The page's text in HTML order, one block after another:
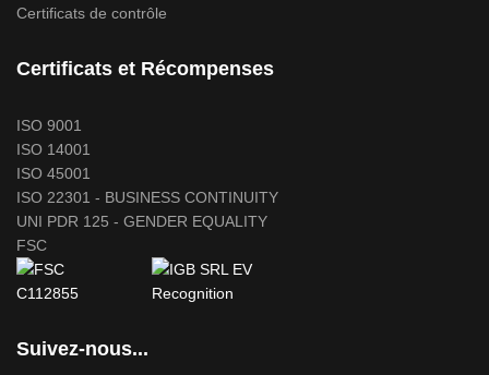
Certificats de contrôle
Certificats et Récompenses
ISO 9001
ISO 14001
ISO 45001
ISO 22301 - BUSINESS CONTINUITY
UNI PDR 125 - GENDER EQUALITY
FSC
Suivez-nous...